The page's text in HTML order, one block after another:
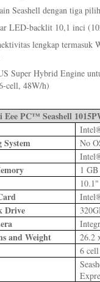
Seashell dengan tiga
LED-backlit 10,1 inci
lengkap termasuk
Super Hybrid Engine
cell, 48W/h)
Eee PC™ Seashell
System No
1
Drive
and Weight 26.2
6